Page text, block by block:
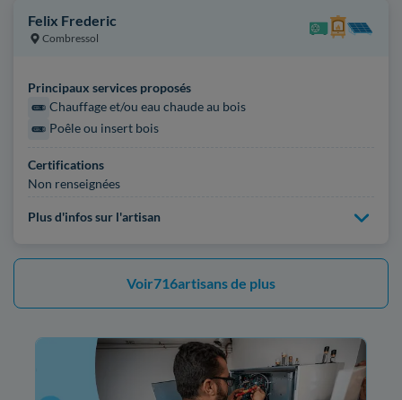
Felix Frederic
Combressol
Principaux services proposés
Chauffage et/ou eau chaude au bois
Poêle ou insert bois
Certifications
Non renseignées
Plus d'infos sur l'artisan
Voir716artisans de plus